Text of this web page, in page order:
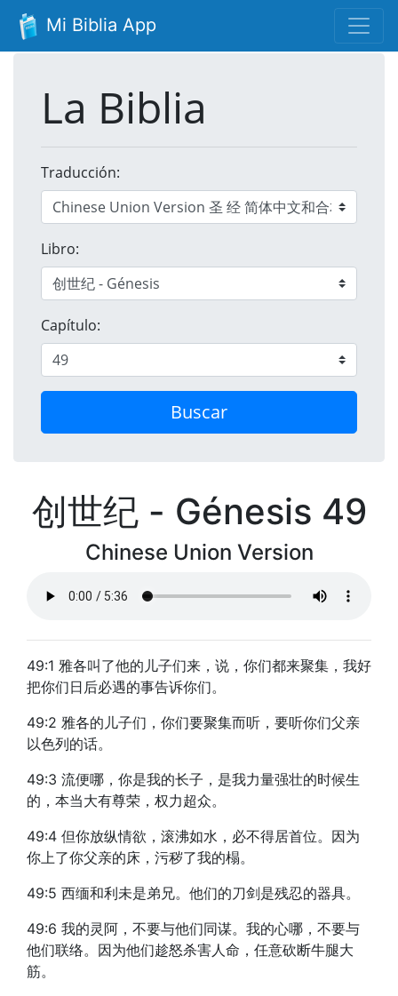
Mi Biblia App
La Biblia
Traducción:
Libro:
Capítulo:
Buscar
创世纪 - Génesis 49
Chinese Union Version
49:1 雅各叫了他的儿子们来，说，你们都来聚集，我好
把你们日后必遇的事告诉你们。
49:2 雅各的儿子们，你们要聚集而听，要听你们父亲
以色列的话。
49:3 流便哪，你是我的长子，是我力量强壮的时候生
的，本当大有尊荣，权力超众。
49:4 但你放纵情欲，滚沸如水，必不得居首位。因为
你上了你父亲的床，污秽了我的榻。
49:5 西缅和利未是弟兄。他们的刀剑是残忍的器具。
49:6 我的灵阿，不要与他们同谋。我的心哪，不要与
他们联络。因为他们趁怒杀害人命，任意砍断牛腿大
筋。